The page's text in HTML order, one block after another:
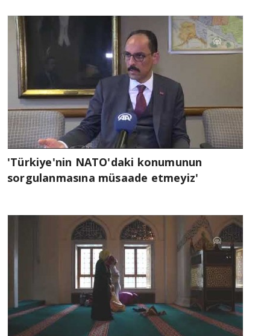
'Türkiye'nin NATO'daki konumunun
sorgulanmasına müsaade etmeyiz'